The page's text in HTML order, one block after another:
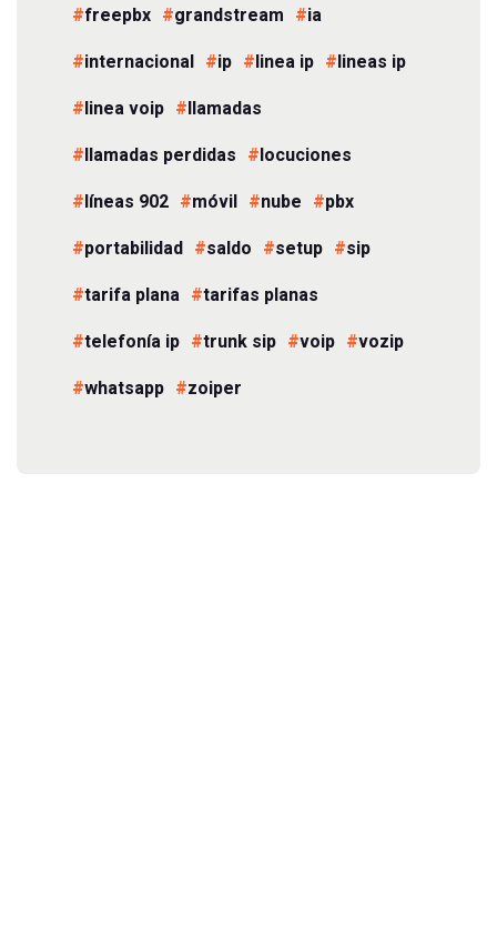
freepbx
grandstream
ia
internacional
ip linea ip
lineas ip
linea voip
llamadas
llamadas perdidas
locuciones
líneas 902
móvil nube
pbx
portabilidad
saldo setup
sip
tarifa plana
tarifas planas
telefonía ip
trunk sip voip
vozip
whatsapp
zoiper